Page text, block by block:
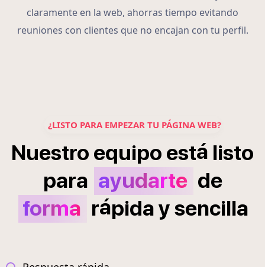
claramente en la web, ahorras tiempo evitando
reuniones con clientes que no encajan con tu perfil.
¿LISTO PARA EMPEZAR TU PÁGINA WEB?
Nuestro equipo está listo
para ayudarte de
forma rápidaysencilla